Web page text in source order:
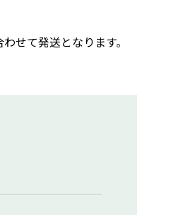
せて発送となります。